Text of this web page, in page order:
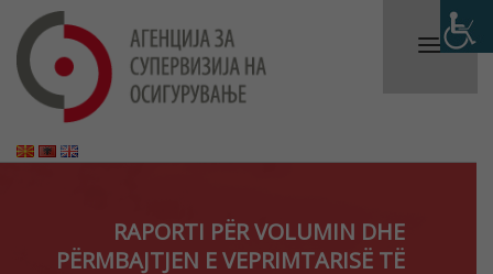
RAPORTI PËR VOLUMIN DHE
PËRMBAJTJEN E VEPRIMTARISË TË